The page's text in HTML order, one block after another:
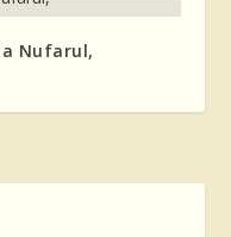
Nufarul,